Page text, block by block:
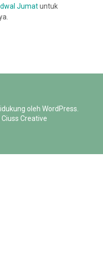
Jumatuntuk
oleh WordPress
Ciuss Creative